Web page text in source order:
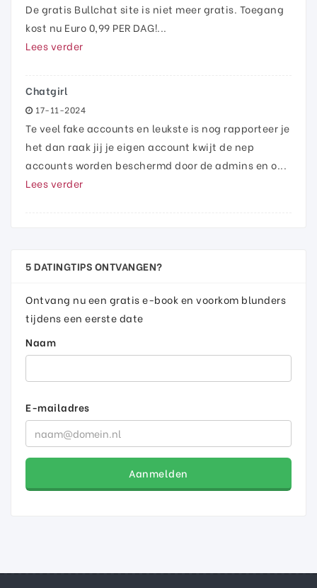
De gratis Bullchat site is niet meer gratis. Toegang
kost nu Euro 0,99 PER DAG!...
Lees verder
Chatgirl
17-11-2024
Te veel fake accounts en leukste is nog rapporteer je
het dan raak jij je eigen account kwijt de nep
accounts worden beschermd door de admins en o...
Lees verder
5 DATINGTIPS ONTVANGEN?
Ontvang nu een gratis e-book en voorkom blunders
tijdens een eerste date
Naam
E-mailadres
Aanmelden